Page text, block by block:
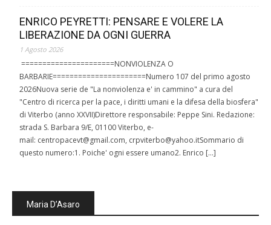
ENRICO PEYRETTI: PENSARE E VOLERE LA
LIBERAZIONE DA OGNI GUERRA
1 Agosto 2026
======================NONVIOLENZA O
BARBARIE======================Numero 107 del primo agosto
2026Nuova serie de "La nonviolenza e' in cammino" a cura del
"Centro di ricerca per la pace, i diritti umani e la difesa della biosfera"
di Viterbo (anno XXVII)Direttore responsabile: Peppe Sini. Redazione:
strada S. Barbara 9/E, 01100 Viterbo, e-
mail: centropacevt@gmail.com, crpviterbo@yahoo.itSommario di
questo numero:1. Poiche' ogni essere umano2. Enrico […]
Maria D’Asaro